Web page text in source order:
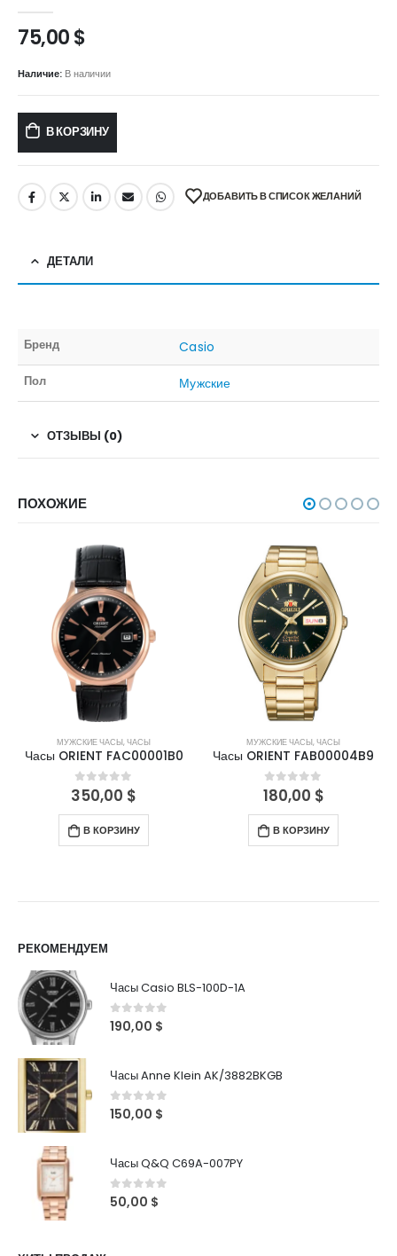
75,00$
Наличие: В наличии
В КОРЗИНУ
ДОБАВИТЬ В СПИСОК ЖЕЛАНИЙ
ДЕТАЛИ
Бренд Casio
Пол Мужские
ОТЗЫВЫ (0)
ПОХОЖИЕ
МУЖСКИЕ ЧАСЫ,ЧАСЫ
Часы ORIENT FAC00001B0
0out of 5
350,00 $
В КОРЗИНУ
МУЖСКИЕ ЧАСЫ,ЧАСЫ
Часы ORIENT FAB00004B9
0out of 5
180,00 $
В КОРЗИНУ
РЕКОМЕНДУЕМ
Часы Casio BLS-100D-1A
0out of 5
190,00 $
Часы Anne Klein AK/3882BKGB
0out of 5
150,00 $
Часы Q&Q C69A-007PY
0out of 5
50,00 $